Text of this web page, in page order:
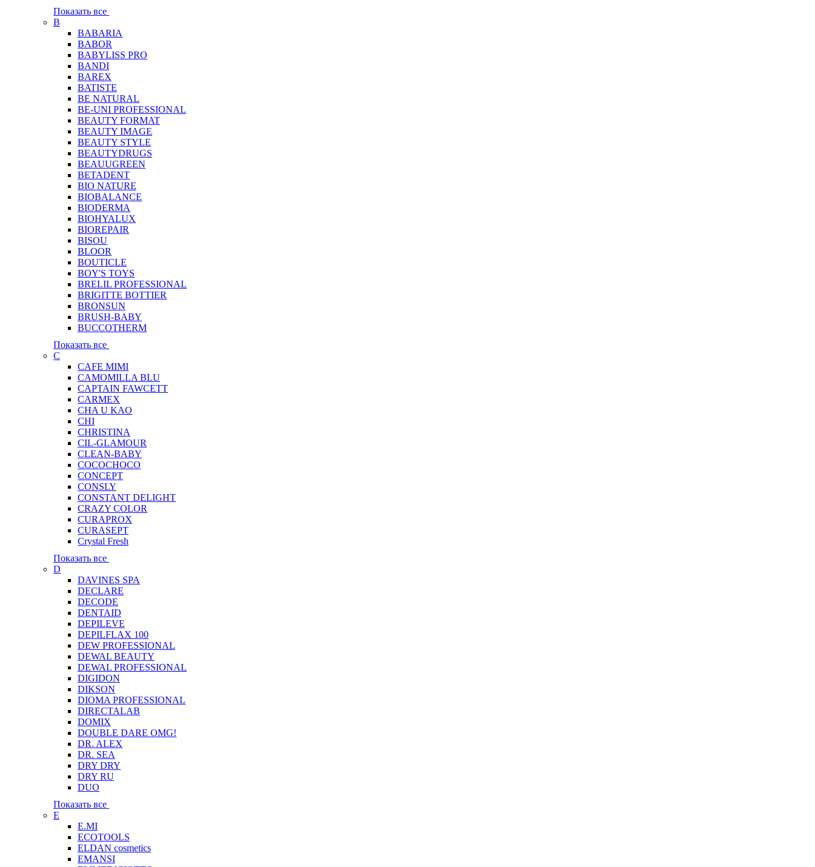
Показать все
B
BABARIA
BABOR
BABYLISS PRO
BANDI
BAREX
BATISTE
BE NATURAL
BE-UNI PROFESSIONAL
BEAUTY FORMAT
BEAUTY IMAGE
BEAUTY STYLE
BEAUTYDRUGS
BEAUUGREEN
BETADENT
BIO NATURE
BIOBALANCE
BIODERMA
BIOHYALUX
BIOREPAIR
BISOU
BLOOR
BOUTICLE
BOY'S TOYS
BRELIL PROFESSIONAL
BRIGITTE BOTTIER
BRONSUN
BRUSH-BABY
BUCCOTHERM
Показать все
C
CAFE MIMI
CAMOMILLA BLU
CAPTAIN FAWCETT
CARMEX
CHA U KAO
CHI
CHRISTINA
CIL-GLAMOUR
CLEAN-BABY
COCOCHOCO
CONCEPT
CONSLY
CONSTANT DELIGHT
CRAZY COLOR
CURAPROX
CURASEPT
Crystal Fresh
Показать все
D
DAVINES SPA
DECLARE
DECODE
DENTAID
DEPILEVE
DEPILFLAX 100
DEW PROFESSIONAL
DEWAL BEAUTY
DEWAL PROFESSIONAL
DIGIDON
DIKSON
DIOMA PROFESSIONAL
DIRECTALAB
DOMIX
DOUBLE DARE OMG!
DR. ALEX
DR. SEA
DRY DRY
DRY RU
DUO
Показать все
E
E.MI
ECOTOOLS
ELDAN cosmetics
EMANSI